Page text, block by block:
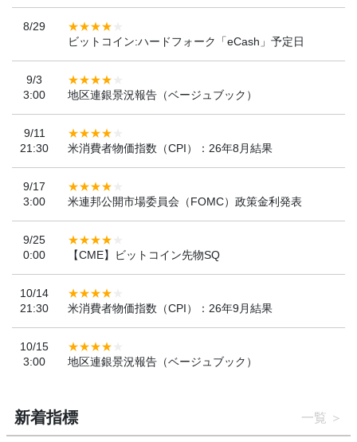
8/29
ビットコイン:ハードフォーク「eCash」予定日
9/3
3:00
地区連銀景況報告（ベージュブック）
9/11
21:30
米消費者物価指数（CPI）：26年8月結果
9/17
3:00
米連邦公開市場委員会（FOMC）政策金利発表
9/25
0:00
【CME】ビットコイン先物SQ
10/14
21:30
米消費者物価指数（CPI）：26年9月結果
10/15
3:00
地区連銀景況報告（ベージュブック）
新着指標 一覧